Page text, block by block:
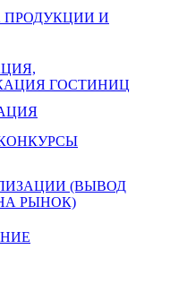
ПРОДУКЦИИ И
ГОСТИНИЦ
(ВЫВОД
РЫНОК)